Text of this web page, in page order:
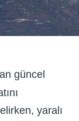
güncel
yaralı